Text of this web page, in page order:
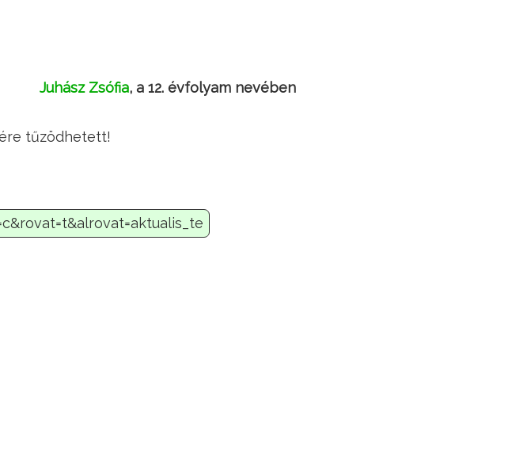
Juhász Zsófia, a 12. évfolyam nevében
tűzödhetett!